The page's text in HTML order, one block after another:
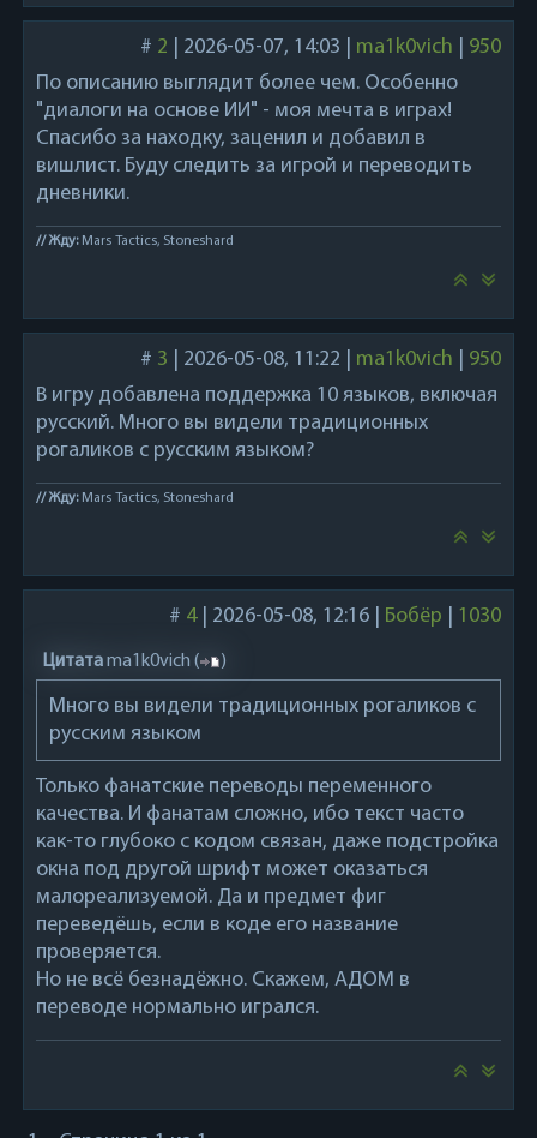
# 2 2026-05-07, 14:03 ma1k0vich
950
По описанию выглядит более чем. Особенно
"диалоги на основе ИИ" - моя мечта в играх!
Спасибо за находку, заценил и добавил в
вишлист. Буду следить за игрой и переводить
дневники.
// Жду:Mars Tactics, Stoneshard
# 3 2026-05-08, 11:22 ma1k0vich
950
В игру добавлена поддержка 10 языков, включая
русский. Много вы видели традиционных
рогаликов с русским языком?
// Жду:Mars Tactics, Stoneshard
# 4| 2026-05-08, 12:16 Бобёр 1030
Цитатаma1k0vich ( )
Много вы видели традиционных рогаликов с
русским языком
Только фанатские переводы переменного
качества. И фанатам сложно, ибо текст часто
как-то глубоко с кодом связан, даже подстройка
окна под другой шрифт может оказаться
малореализуемой. Да и предмет фиг
переведёшь, если в коде его название
проверяется.
Но не всё безнадёжно. Скажем, АДОМ в
переводе нормально игрался.